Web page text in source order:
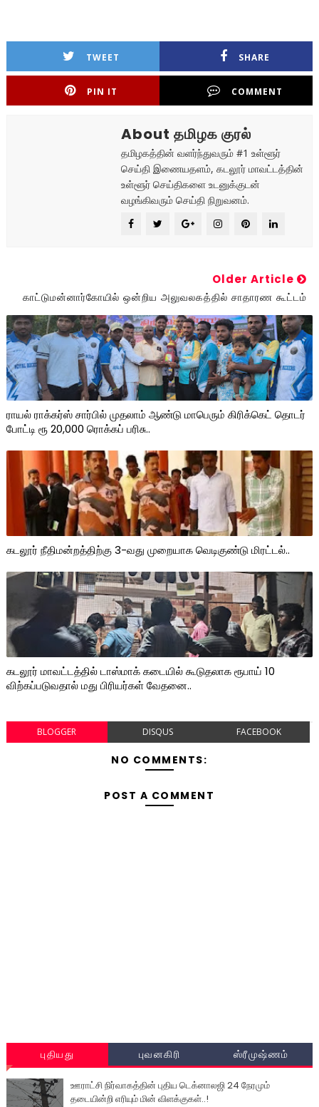
TWEET SHARE
PIN IT COMMENT
About தமிழக குரல்
தமிழகத்தின் வளர்ந்துவரும் #1 உள்ளூர்
செய்தி இணையதளம், கடலூர் மாவட்டத்தின்
உள்ளூர் செய்திகளை உடனுக்குடன்
வழங்கிவரும் செய்தி நிறுவனம்.
Older Article
காட்டுமன்னார்கோயில் ஒன்றிய அலுவலகத்தில் சாதாரண கூட்டம்
ராயல் ராக்கர்ஸ் சார்பில் முதலாம் ஆண்டு மாபெரும் கிரிக்கெட் தொடர்
போட்டி ரூ 20,000 ரொக்கப் பரிசு..
கடலூர் நீதிமன்றத்திற்கு 3-வது முறையாக வெடிகுண்டு மிரட்டல்..
கடலூர் மாவட்டத்தில் டாஸ்மாக் கடையில் கூடுதலாக ரூபாய் 10
விற்கப்படுவதால் மது பிரியர்கள் வேதனை..
BLOGGER DISQUS FACEBOOK
NO COMMENTS:
POST A COMMENT
புதியது புவனகிரி ஸ்ரீமுஷ்ணம்
ஊராட்சி நிர்வாகத்தின் புதிய டெக்னாலஜி 24 நேரமும்
தடையின்றி எரியும் மின் விளக்குகள்..!